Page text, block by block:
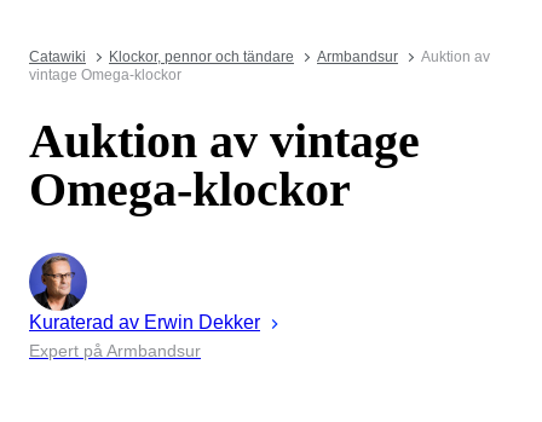
Catawiki Klockor, pennor och tändare Armbandsur
Auktion av
vintage Omega-klockor
Auktion av vintage
Omega-klockor
Kuraterad av Erwin Dekker
Expert på Armbandsur